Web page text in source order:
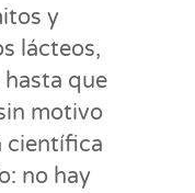
y
lácteos,
que
motivo
científica
no hay